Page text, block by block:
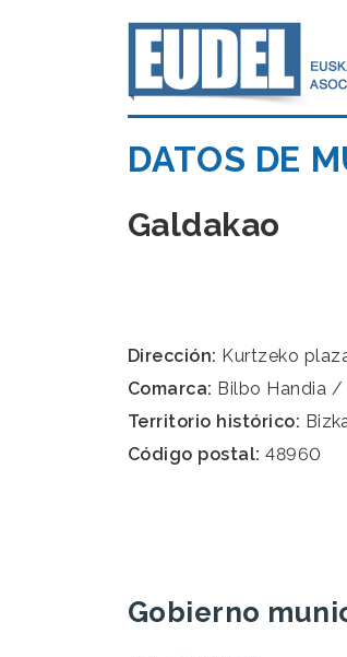
DATOS DE
Galdakao
Dirección: Kurtzeko
Comarca: Bilbo Handia /
Territorio histórico:
Código postal: 48960
Gobierno